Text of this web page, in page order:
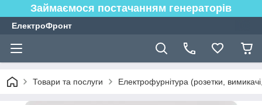
Займаємося постачанням генераторів
ЕлектроФронт
Товари та послуги Електрофурнітура (розетки,